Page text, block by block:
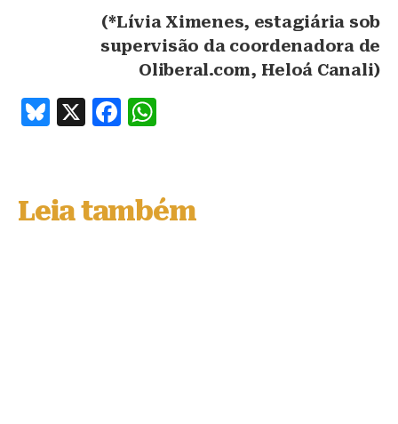
(*Lívia Ximenes, estagiária sob
supervisão da coordenadora de
Oliberal.com, Heloá Canali)
B
s
k
X
F
e
b
s
A
Leia também